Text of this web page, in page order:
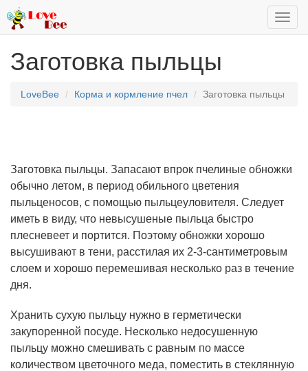
Заготовка пыльцы
LoveBee Корма и кормление пчел Заготовка пыльцы
Заготовка пыльцы. Запасают впрок пчелиные обножки
обычно летом, в период обильного цветения
пыльценосов, с помощью пыльцеуловителя. Следует
иметь в виду, что невысушеные пыльца быстро
плесневеет и портится. Поэтому обножки хорошо
высушивают в тени, расстилая их 2-3-сантиметровым
слоем и хорошо перемешивая несколько раз в течение
дня.
Хранить сухую пыльцу нужно в герметически
закупоренной посуде. Несколько недосушенную
пыльцу можно смешивать с равным по массе
количеством цветочного меда, поместить в стеклянную